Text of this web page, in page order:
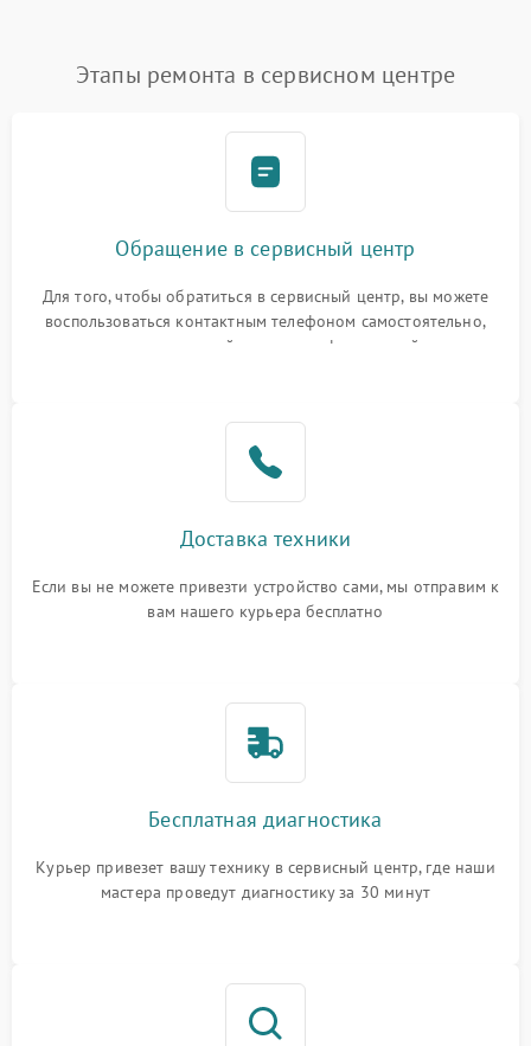
Этапы ремонта в сервисном центре
Обращение в сервисный центр
Для того, чтобы обратиться в сервисный центр, вы можете
воспользоваться контактным телефоном самостоятельно,
или оставить свой номер телефона на сайте
Доставка техники
Если вы не можете привезти устройство сами, мы отправим к
вам нашего курьера бесплатно
Бесплатная диагностика
Курьер привезет вашу технику в сервисный центр, где наши
мастера проведут диагностику за 30 минут